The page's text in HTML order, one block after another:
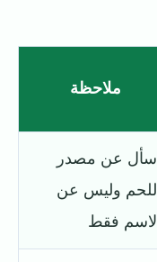
ملاحظة
اسأل عن مصدر
اللحم وليس عن
الاسم فقط